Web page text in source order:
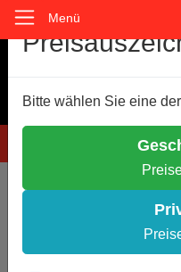
Menü
Sie sind hier:
Zur Übersicht
Cookie-
Wir verwenden Cookies,
Einige Cookies sind
anonymen Statistikzwecken.
Entscheiden Sie bitte
Notwendige
Weitere Infos
Bitte wählen Sie eine